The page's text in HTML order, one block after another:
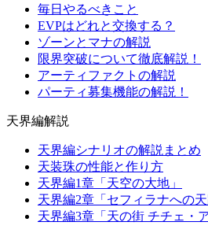
毎日やるべきこと
EVPはどれと交換する？
ゾーンとマナの解説
限界突破について徹底解説！
アーティファクトの解説
パーティ募集機能の解説！
天界編解説
天界編シナリオの解説まとめ
天装珠の性能と作り方
天界編1章「天空の大地」
天界編2章「セフィラナへの天
天界編3章「天の街 チチェ・